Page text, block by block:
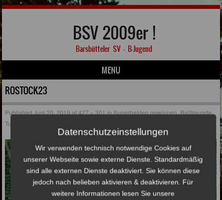
BSV 2009er !
Barsbütteler SV – B-Jugend
MENU
Skip to content
ROSTOCK23
PublishedJuni 20, 2019at427 × 301inSuperhelden gewinnen „Ballfreunde-
Turnier“ in Rostock
Datenschutzeinstellungen
Wir verwenden technisch notwendige Cookies auf
unserer Webseite sowie externe Dienste. Standardmäßig
sind alle externen Dienste deaktiviert. Sie können diese
jedoch nach belieben aktivieren & deaktivieren. Für
weitere Informationen lesen Sie unsere